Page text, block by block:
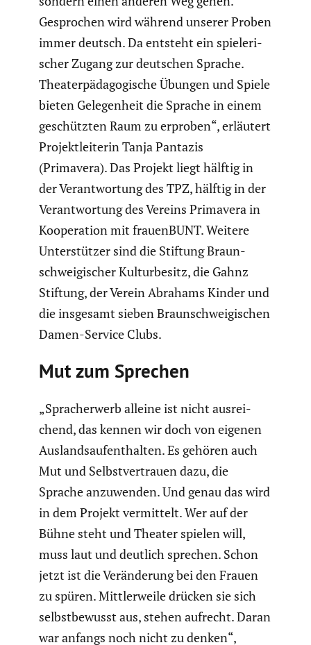
Gespro­chen wird während unserer Proben
immer deutsch. Da entsteht ein spiele­ri­
scher Zugang zur deutschen Sprache.
Theater­päd­ago­gi­sche Übungen und Spiele
bieten Gelegen­heit die Sprache in einem
geschützten Raum zu erproben“, erläutert
Projekt­lei­terin Tanja Pantazis
(Primavera). Das Projekt liegt hälftig in
der Verant­wor­tung des TPZ, hälftig in der
Verant­wor­tung des Vereins Primavera in
Koope­ra­tion mit frauen­BUNT. Weitere
Unter­stützer sind die Stiftung Braun­
schwei­gi­scher Kultur­be­sitz, die Gahnz
Stiftung, der Verein Abrahams Kinder und
die insgesamt sieben Braun­schwei­gi­schen
Damen-Service Clubs.
Mut zum Sprechen
„Sprach­er­werb alleine ist nicht ausrei­
chend, das kennen wir doch von eigenen
Auslands­auf­ent­halten. Es gehören auch
Mut und Selbst­ver­trauen dazu, die
Sprache anzuwenden. Und genau das wird
in dem Projekt vermit­telt. Wer auf der
Bühne steht und Theater spielen will,
muss laut und deutlich sprechen. Schon
jetzt ist die Verän­de­rung bei den Frauen
zu spüren. Mittler­weile drücken sie sich
selbst­be­wusst aus, stehen aufrecht. Daran
war anfangs noch nicht zu denken“,